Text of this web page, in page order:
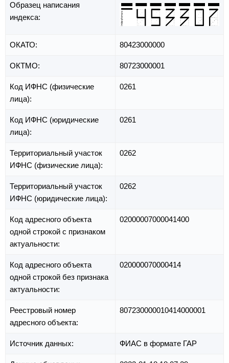
Образец написания
индекса:
ОКАТО: 80423000000
ОКТМО: 80723000001
Код ИФНС (физические
лица):
0261
Код ИФНС (юридические
лица):
0261
Территориальный участок
ИФНС (физические лица):
0262
Территориальный участок
ИФНС (юридические лица):
0262
Код адресного объекта
одной строкой с признаком
актуальности:
02000007000041400
Код адресного объекта
одной строкой без признака
актуальности:
020000070000414
Реестровый номер
адресного объекта:
807230000010414000001
Источник данных: ФИАС в формате ГАР